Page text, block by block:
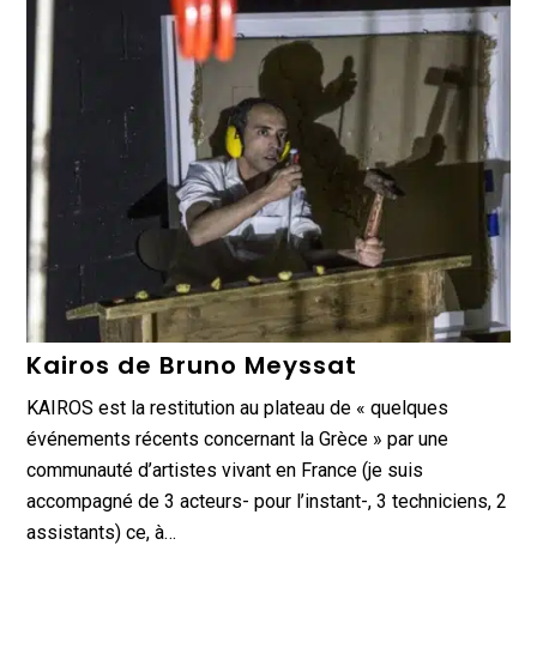
Kairos de Bruno Meyssat
KAIROS est la restitution au plateau de « quelques
événements récents concernant la Grèce » par une
communauté d’artistes vivant en France (je suis
accompagné de 3 acteurs- pour l’instant-, 3 techniciens, 2
assistants) ce, à…